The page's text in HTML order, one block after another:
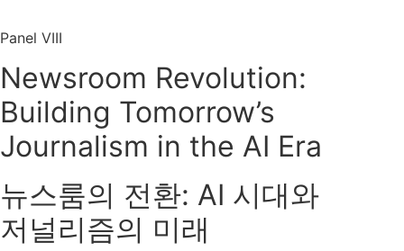
Panel VIII
Newsroom Revolution:
Building Tomorrow’s
Journalism in the AI Era
뉴스룸의 전환: AI 시대와
저널리즘의 미래